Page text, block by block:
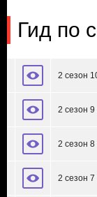
Гид по
2 сезон
2 сезон 9
2 сезон 8
2 сезон 7